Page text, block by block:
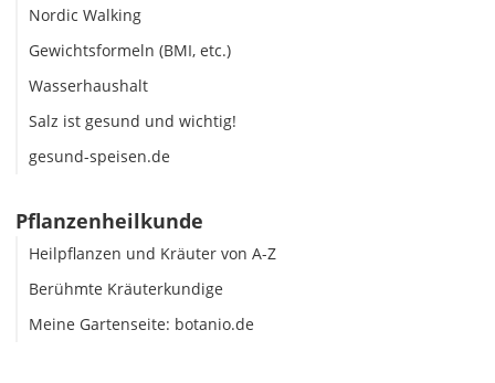
Nordic Walking
Gewichtsformeln (BMI, etc.)
Wasserhaushalt
Salz ist gesund und wichtig!
gesund-speisen.de
Pflanzenheilkunde
Heilpflanzen und Kräuter von A-Z
Berühmte Kräuterkundige
Meine Gartenseite: botanio.de